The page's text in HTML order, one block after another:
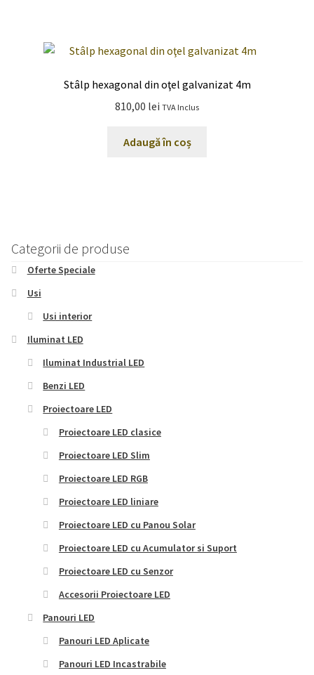
Stâlp hexagonal din oţel galvanizat 4m
810,00 lei TVA Inclus
Adaugă în coș
Categorii de produse
Oferte Speciale
Usi
Usi interior
Iluminat LED
Iluminat Industrial LED
Benzi LED
Proiectoare LED
Proiectoare LED clasice
Proiectoare LED Slim
Proiectoare LED RGB
Proiectoare LED liniare
Proiectoare LED cu Panou Solar
Proiectoare LED cu Acumulator si Suport
Proiectoare LED cu Senzor
Accesorii Proiectoare LED
Panouri LED
Panouri LED Aplicate
Panouri LED Incastrabile